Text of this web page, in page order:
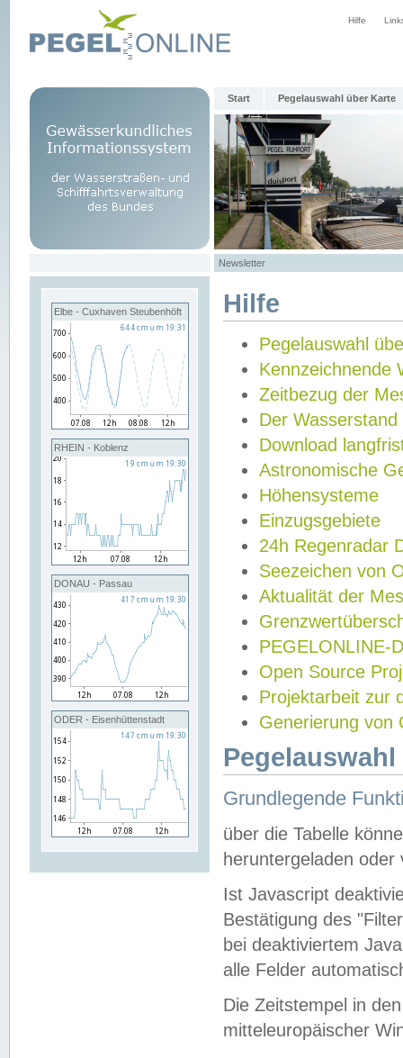
Hilfe
Start Pegelauswahl über Karte
Newsletter
Elbe - Cuxhaven Steubenhöft
RHEIN - Koblenz
DONAU - Passau
ODER - Eisenhüttenstadt
Hilfe
Pegelauswahl
Kennzeichnende
Zeitbezug der
Der Wasserstand
Download
Astronomische
Höhensysteme
Einzugsgebiete
24h Regenradar
Seezeichen von
Aktualität der
PEGELONLINE-
Open Source
Projektarbeit zur
Generierung von
Grundlegende
über die Tabelle
heruntergeladen oder
Ist Javascript
Bestätigung des
bei deaktiviertem
alle Felder
Die Zeitstempel in
mitteleuropäischer